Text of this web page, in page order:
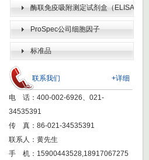
酶联免疫吸附测定试剂盒（ELISA
KIT） ProSpec公司细胞因子
标准品
+详细
联系我们
电 话：400-002-6926、021-
34535391
传 真：86-021-34535391
联系人：黄先生
手 机：15900443528,18917067275